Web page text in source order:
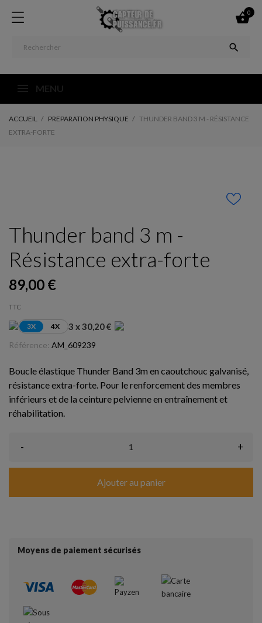

0

MENU
ACCUEIL PREPARATION PHYSIQUE
THUNDER BAND 3 M - RÉSISTANCE
EXTRA-FORTE
Thunder band 3 m -
Résistance extra-forte
89,00 €
TTC
3X 4X 3 x 30,20 €
Référence: AM_609239
Boucle élastique Thunder Band 3m en caoutchouc galvanisé,
résistance extra-forte. Pour le renforcement des membres
inférieurs et de la ceinture pelvienne en entraînement et
réhabilitation.
- +
Ajouter au panier
Moyens de paiement sécurisés